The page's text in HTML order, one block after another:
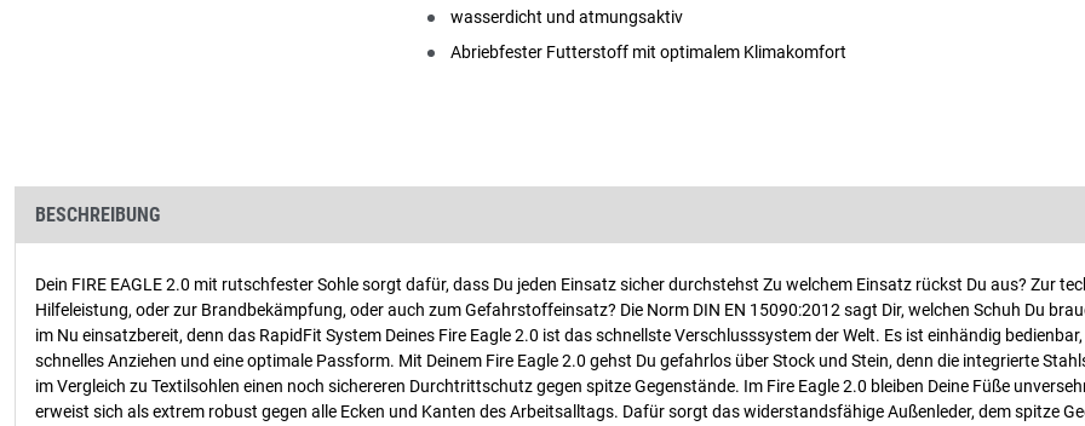
wasserdicht und atmungsaktiv
Abriebfester Futterstoff mit optimalem Klimakomfort
BESCHREIBUNG
Dein FIRE EAGLE 2.0 mit rutschfester Sohle sorgt dafür, dass Du jeden Einsatz sicher durchstehst Zu welchem Einsatz rückst Du aus? Zur
Hilfeleistung, oder zur Brandbekämpfung, oder auch zum Gefahrstoffeinsatz? Die Norm DIN EN 15090:2012 sagt Dir, welchen Schuh Du
im Nu einsatzbereit, denn das RapidFit System Deines Fire Eagle 2.0 ist das schnellste Verschlusssystem der Welt. Es ist einhändig
schnelles Anziehen und eine optimale Passform. Mit Deinem Fire Eagle 2.0 gehst Du gefahrlos über Stock und Stein, denn die integrierte
im Vergleich zu Textilsohlen einen noch sichereren Durchtrittschutz gegen spitze Gegenstände. Im Fire Eagle 2.0 bleiben Deine Füße
erweist sich als extrem robust gegen alle Ecken und Kanten des Arbeitsalltags. Dafür sorgt das widerstandsfähige Außenleder, dem spitze